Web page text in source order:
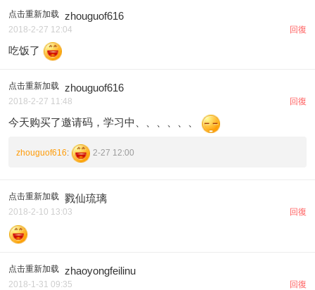
点击重新加载 zhouguof616
2018-2-27 12:04 回復
吃饭了
点击重新加载 zhouguof616
2018-2-27 11:48 回復
今天购买了邀请码，学习中、、、、、、
zhouguof616: 2-27 12:00
点击重新加载 戮仙琉璃
2018-2-10 13:03 回復
点击重新加载 zhaoyongfeilinu
2018-1-31 09:35 回復